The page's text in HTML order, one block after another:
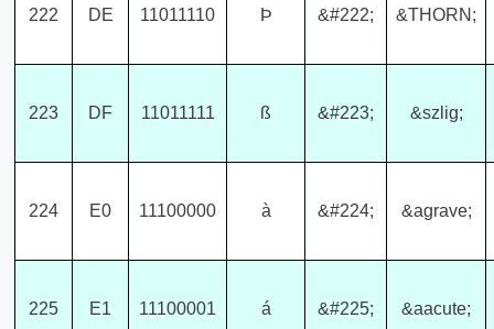
222 DE 11011110 Þ &#222; &THORN;
223 DF 11011111 ß &#223; &szlig;
224 E0 11100000 à &#224; &agrave;
225 E1 11100001 á &#225; &aacute;